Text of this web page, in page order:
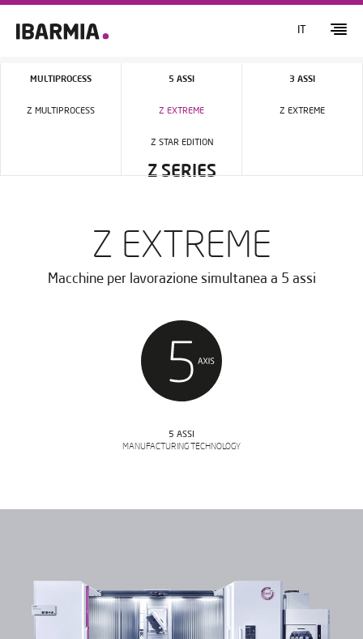
Z SERIES
Z EXTREME
Macchine per lavorazione simultanea a 5 assi
5 ASSI
MANUFACTURING TECHNOLOGY
MULTIPROCESS
Z MULTIPROCESS
5 ASSI
Z EXTREME
Z STAR EDITION
3 ASSI
Z EXTREME